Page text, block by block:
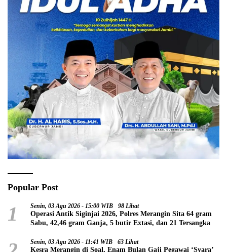
Popular Post
1 Senin, 03 Agu 2026 - 15:00 WIB 98 Lihat
Operasi Antik Siginjai 2026, Polres Merangin Sita 64 gram
Sabu, 42,46 gram Ganja, 5 butir Extasi, dan 21 Tersangka
Senin, 03 Agu 2026 - 11:41 WIB 63 Lihat
Kesra Merangin di Soal, Enam Bulan Gaji Pegawai ‘Syara’